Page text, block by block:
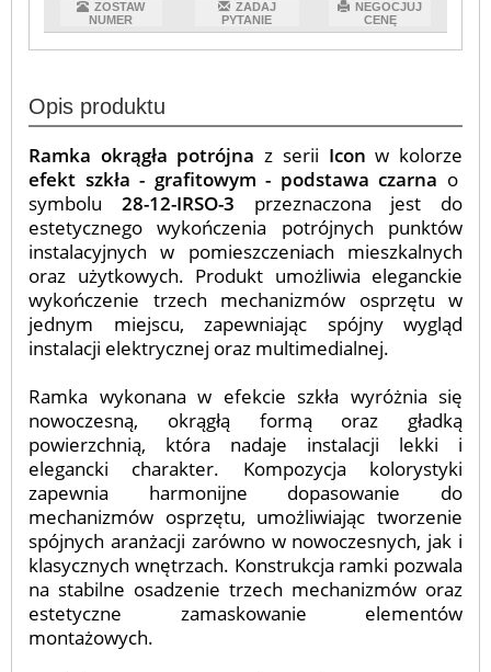
ZOSTAW
NUMER
ZADAJ
PYTANIE
NEGOCJUJ
CENĘ
Opis produktu
Ramka okrągła potrójnaz serii Iconw kolorze
efekt szkła - grafitowym - podstawa czarna o
symbolu 28-12-IRSO-3 przeznaczona jest do
estetycznego wykończenia potrójnych punktów
instalacyjnych w pomieszczeniach mieszkalnych
oraz użytkowych. Produkt umożliwia eleganckie
wykończenie trzech mechanizmów osprzętu w
jednym miejscu, zapewniając spójny wygląd
instalacji elektrycznej oraz multimedialnej.
Ramka wykonana w efekcie szkła wyróżnia się
nowoczesną, okrągłą formą oraz gładką
powierzchnią, która nadaje instalacji lekki i
elegancki charakter. Kompozycja kolorystyki
zapewnia harmonijne dopasowanie do
mechanizmów osprzętu, umożliwiając tworzenie
spójnych aranżacji zarówno w nowoczesnych, jak i
klasycznych wnętrzach. Konstrukcja ramki pozwala
na stabilne osadzenie trzech mechanizmów oraz
estetyczne zamaskowanie elementów
montażowych.